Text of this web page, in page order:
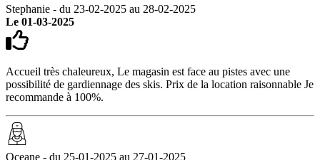
Stephanie - du 23-02-2025 au 28-02-2025
Le 01-03-2025
Accueil très chaleureux, Le magasin est face au pistes avec une
possibilité de gardiennage des skis. Prix de la location raisonnable Je
recommande à 100%.
Oceane - du 25-01-2025 au 27-01-2025